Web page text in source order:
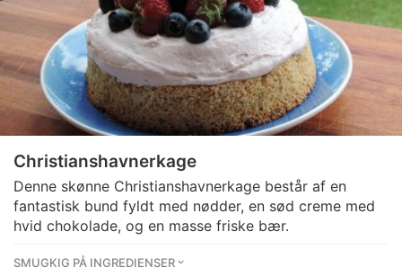
Christianshavnerkage
Denne skønne Christianshavnerkage består af en
fantastisk bund fyldt med nødder, en sød creme med
hvid chokolade, og en masse friske bær.
SMUGKIG PÅ INGREDIENSER